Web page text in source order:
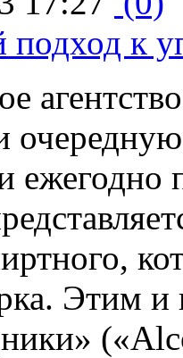
к
ежегодно
Этим и